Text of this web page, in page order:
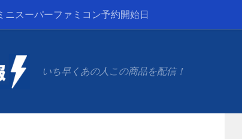
ニスーパーファミコン予約開始日
いち早くあの人この商品を配信！